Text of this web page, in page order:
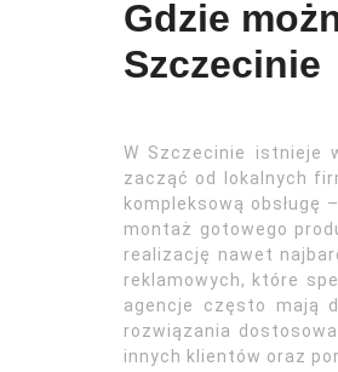
Gdzie
Szczecinie
W Szczecinie istnieje
zacząć od lokalnych
kompleksową obsługę
montaż gotowego
realizację nawet
reklamowych, które
agencje często mają
rozwiązania
innych klientów oraz